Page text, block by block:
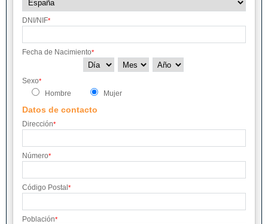
DNI/NIF*
Fecha de Nacimiento*
Sexo*
Hombre Mujer
Datos de contacto
Dirección*
Número*
Código Postal *
Población*